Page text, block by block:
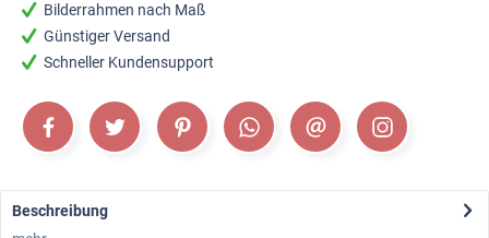
Bilderrahmen nach Maß
Günstiger Versand
Schneller Kundensupport
Beschreibung